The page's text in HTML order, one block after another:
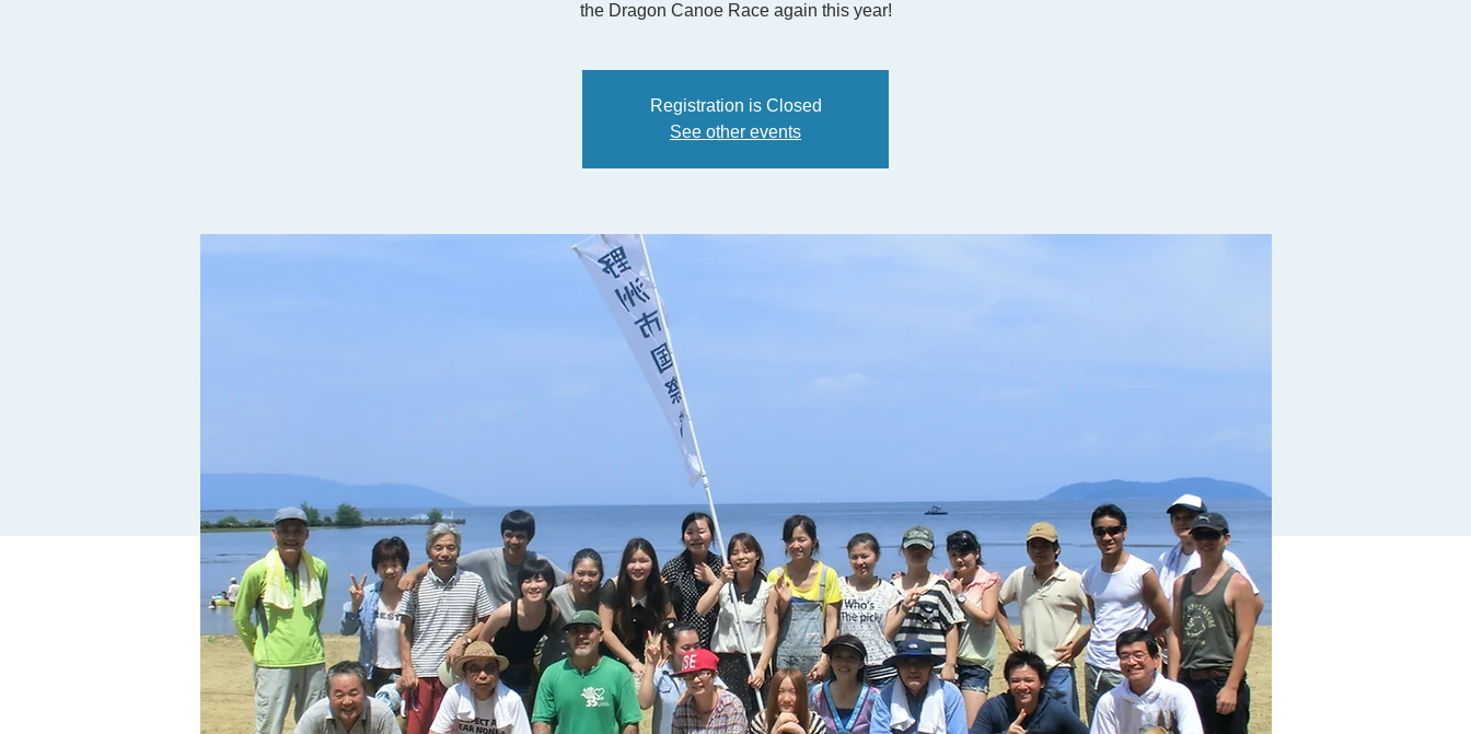
the Dragon Canoe Race again this year!
Registration is Closed
See other events